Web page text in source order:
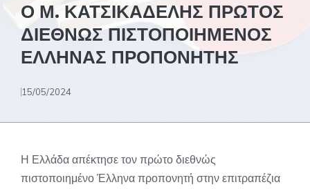
Ο Μ. ΚΑΤΣΙΚΑΔΕΛΗΣ ΠΡΩΤΟΣ
ΔΙΕΘΝΩΣ ΠΙΣΤΟΠΟΙΗΜΕΝΟΣ
ΕΛΛΗΝΑΣ ΠΡΟΠΟΝΗΤΗΣ
15/05/2024
Η Ελλάδα απέκτησε τον πρώτο διεθνώς
πιστοποιημένο Έλληνα προπονητή στην επιτραπέζια